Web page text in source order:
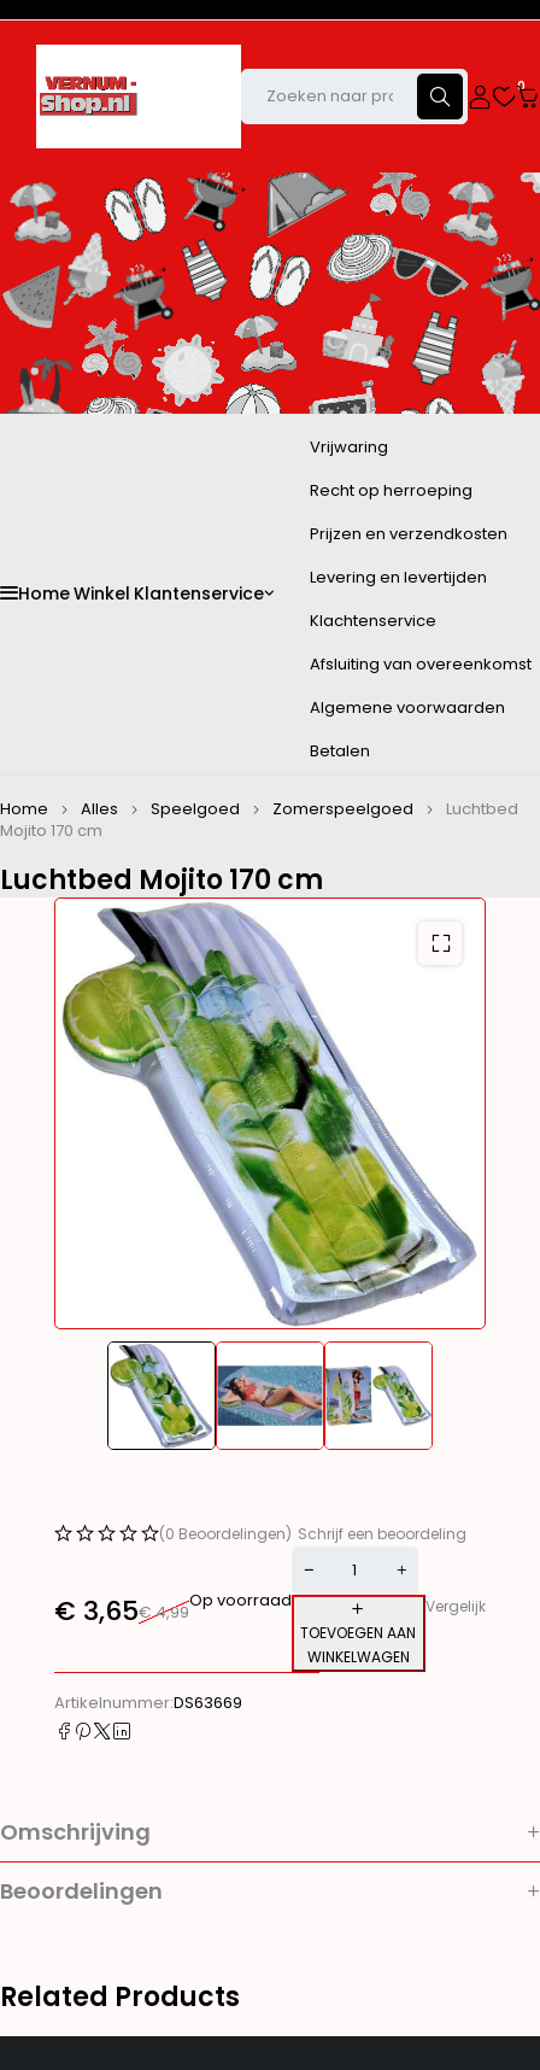
0
HomeWinkel Klantenservice
Vrijwaring
Recht op herroeping
Prijzen en verzendkosten
Levering en levertijden
Klachtenservice
Afsluiting van overeenkomst
Algemene voorwaarden
Betalen
Luchtbed Mojito 170 cm
Home Alles Speelgoed Zomerspeelgoed
Luchtbed
Mojito 170 cm
(0 Beoordelingen) Schrijf een beoordeling
€4,99
€ 3,65 Op voorraad
TOEVOEGEN AAN
WINKELWAGEN
Vergelijk
Artikelnummer:DS63669
Omschrijving
Beoordelingen
Related Products